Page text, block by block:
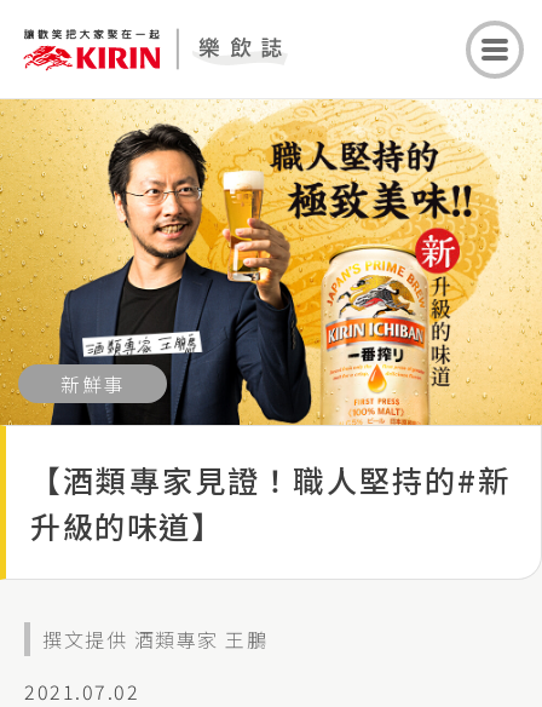
新鮮事
【酒類專家見證！職人堅持的#新
升級的味道】
撰文提供 酒類專家 王鵬
2021.07.02